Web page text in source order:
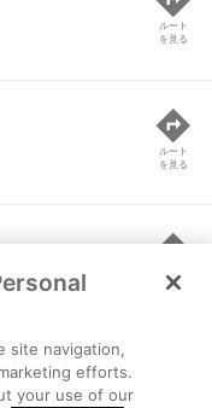
ルート
を見る
ルート
を見る
ルート
を見る
site navigation,
efforts.
your use of our